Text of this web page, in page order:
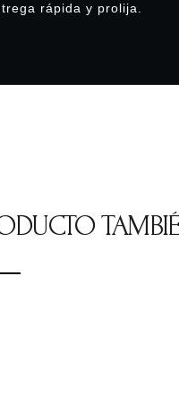
rápida y prolija.